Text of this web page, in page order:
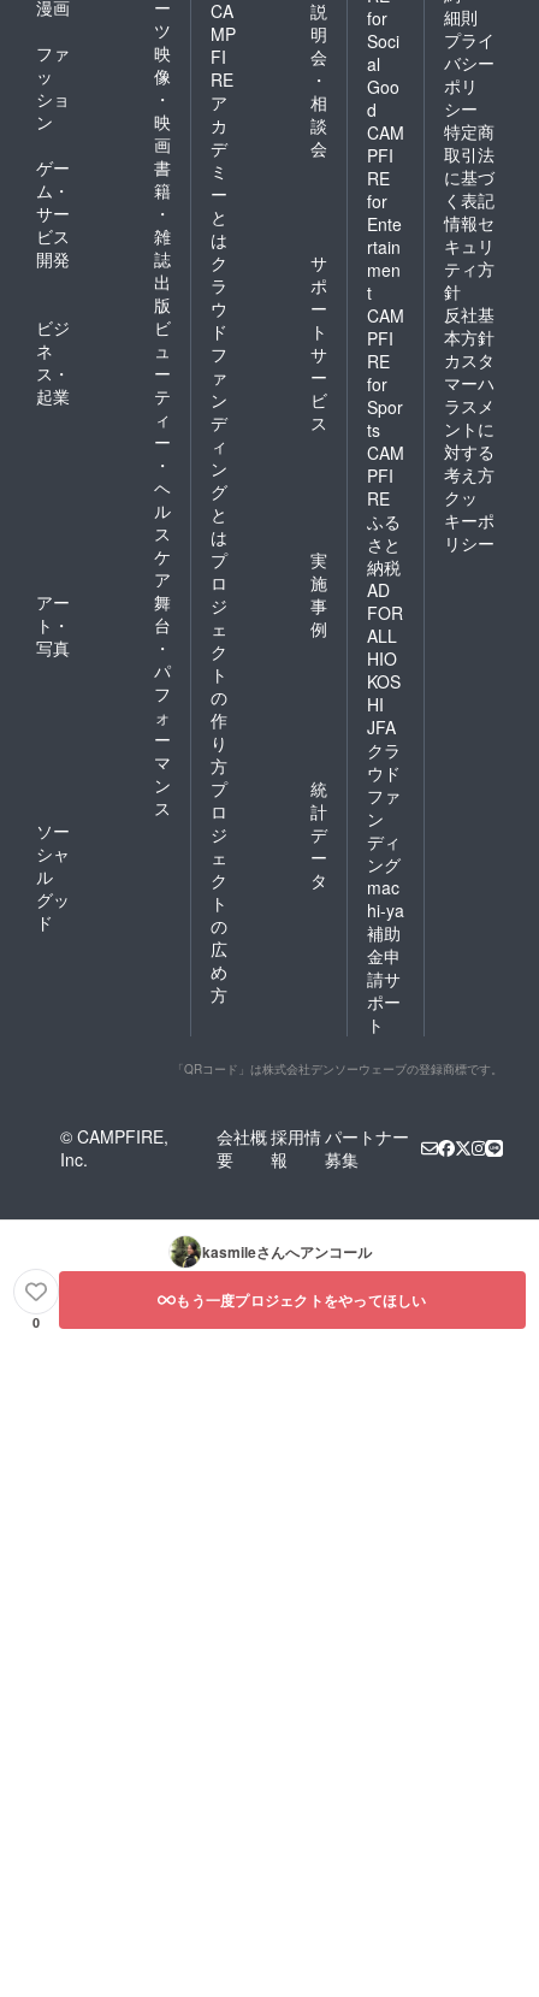
漫画
ー
ツ
ファ
ッ
ショ
ン
映
像
・
映
画
ゲー
ム・
サー
ビス
開発
書
籍
・
雑
誌
出
版
ビジ
ネ
ス・
起業
ビ
ュ
ー
テ
ィ
ー
・
ヘ
ル
ス
ケ
ア
アー
ト・
写真
舞
台
・
パ
フ
ォ
ー
マ
ン
ス
ソー
シャ
ル
グッ
ド
CA
MP
FI
RE
ア
カ
デ
ミ
ー
と
は
説
明
会
・
相
談
会
ク
ラ
ウ
ド
フ
ァ
ン
デ
ィ
ン
グ
と
は
サ
ポ
ー
ト
サ
ー
ビ
ス
プ
ロ
ジ
ェ
ク
ト
の
作
り
方
実
施
事
例
プ
ロ
ジ
ェ
ク
ト
の
広
め
方
統
計
デ
ー
タ
for
Soci
al
Goo
d
CAM
PFI
RE
for
Ente
rtain
men
t
CAM
PFI
RE
for
Spor
ts
CAM
PFI
RE
ふる
さと
納税
AD
FOR
ALL
HIO
KOS
HI
JFA
クラ
ウド
ファ
ン
ディ
ング
mac
hi-ya
補助
金申
請サ
ポー
ト
細則
プライ
バシー
ポリ
シー
特定商
取引法
に基づ
く表記
情報セ
キュリ
ティ方
針
反社基
本方針
カスタ
マーハ
ラスメ
ントに
対する
考え方
クッ
キーポ
リシー
「QRコード」は株式会社デンソーウェーブの登録商標です。
© CAMPFIRE,
Inc.
会社概
要
採用情
報
パートナー
募集
kasmileさんへアンコール
0
もう一度プロジェクトをやってほしい